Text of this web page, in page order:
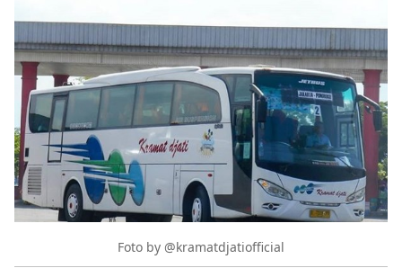
Foto by @kramatdjatiofficial